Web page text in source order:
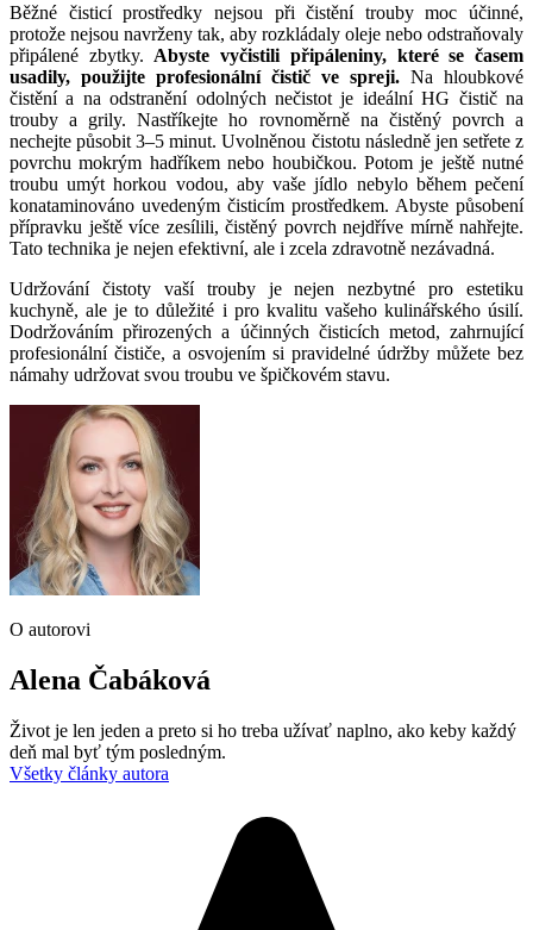
Běžné čisticí prostředky nejsou při čistění trouby moc účinné,
protože nejsou navrženy tak, aby rozkládaly oleje nebo odstraňovaly
připálené zbytky. Abyste vyčistili připáleniny, které se časem
usadily, použijte profesionální čistič ve spreji. Na hloubkové
čistění a na odstranění odolných nečistot je ideální HG čistič na
trouby a grily. Nastříkejte ho rovnoměrně na čistěný povrch a
nechejte působit 3–5 minut. Uvolněnou čistotu následně jen setřete z
povrchu mokrým hadříkem nebo houbičkou. Potom je ještě nutné
troubu umýt horkou vodou, aby vaše jídlo nebylo během pečení
konataminováno uvedeným čisticím prostředkem. Abyste působení
přípravku ještě více zesílili, čistěný povrch nejdříve mírně nahřejte.
Tato technika je nejen efektivní, ale i zcela zdravotně nezávadná.
Udržování čistoty vaší trouby je nejen nezbytné pro estetiku
kuchyně, ale je to důležité i pro kvalitu vašeho kulinářského úsilí.
Dodržováním přirozených a účinných čisticích metod, zahrnující
profesionální čističe, a osvojením si pravidelné údržby můžete bez
námahy udržovat svou troubu ve špičkovém stavu.
O autorovi
Alena Čabáková
Život je len jeden a preto si ho treba užívať naplno, ako keby každý
deň mal byť tým posledným.
Všetky články autora